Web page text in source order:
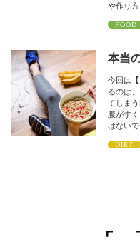
や作り
FOOD
本当
今回は
るのは
てしま
腹がす
はない
DIET